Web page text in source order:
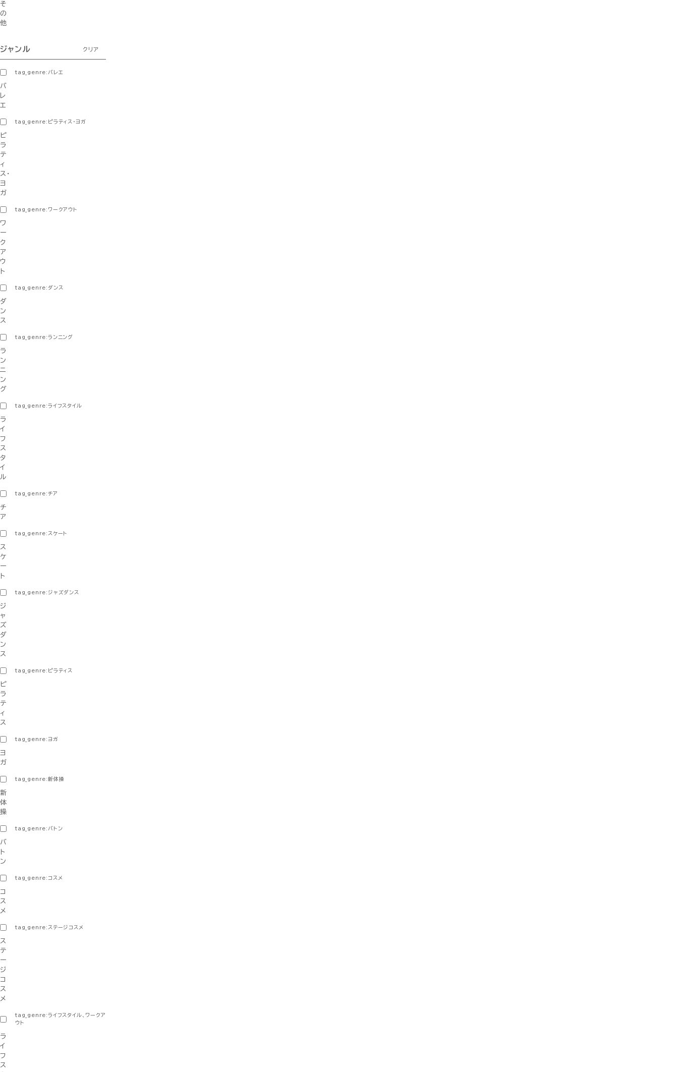
そ
の
他
ジャンル クリア
tag_genre:バレエ
バ
レ
エ
tag_genre:ピラティス・ヨガ
ピ
ラ
テ
ィ
ス・
ヨ
ガ
tag_genre:ワークアウト
ワ
ー
ク
ア
ウ
ト
tag_genre:ダンス
ダ
ン
ス
tag_genre:ランニング
ラ
ン
ニ
ン
グ
tag_genre:ライフスタイル
ラ
イ
フ
ス
タ
イ
ル
tag_genre:チア
チ
ア
tag_genre:スケート
ス
ケ
ー
ト
tag_genre:ジャズダンス
ジ
ャ
ズ
ダ
ン
ス
tag_genre:ピラティス
ピ
ラ
テ
ィ
ス
tag_genre:ヨガ
ヨ
ガ
tag_genre:新体操
新
体
操
tag_genre:バトン
バ
ト
ン
tag_genre:コスメ
コ
ス
メ
tag_genre:ステージコスメ
ス
テ
ー
ジ
コ
ス
メ
tag_genre:ライフスタイル、ワークア
ウト
ラ
イ
フ
ス